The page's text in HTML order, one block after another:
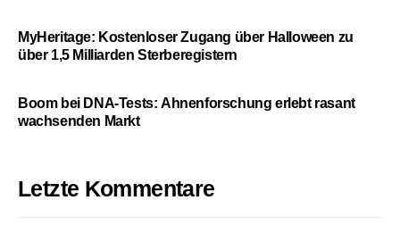
MyHeritage: Kostenloser Zugang über Halloween zu
über 1,5 Milliarden Sterberegistern
Boom bei DNA-Tests: Ahnenforschung erlebt rasant
wachsenden Markt
Letzte Kommentare